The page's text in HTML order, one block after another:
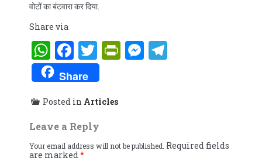
वोटों का बंटवारा कर दिया.
Share via
WhatsApp
Facebook
Twitter
PrintFriendly
Messenger
Share
Posted in Articles
Leave a Reply
Your email address will not be published. Required fields
are marked*